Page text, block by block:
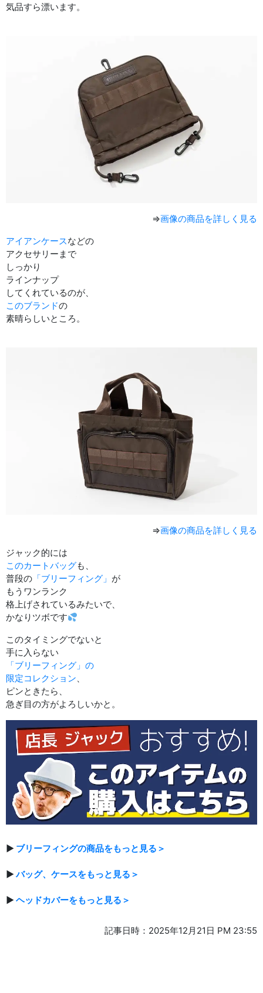
気品すら漂います。
⇒画像の商品を詳しく見る
アイアンケースなどの
アクセサリーまで
しっかり
ラインナップ
してくれているのが、
このブランドの
素晴らしいところ。
⇒画像の商品を詳しく見る
ジャック的には
このカートバッグも、
普段の 「ブリーフィング」 が
もうワンランク
格上げされているみたいで、
かなりツボです
このタイミングでないと
手に入らない
「ブリーフィング」の
限定コレクション、
ピンときたら、
急ぎ目の方がよろしいかと。
▶ ブリーフィングの商品をもっと見る＞
▶バッグ、ケースをもっと見る＞
▶ヘッドカバーをもっと見る＞
記事日時：2025年12月21日 PM 23:55